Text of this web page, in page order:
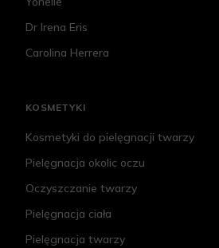
Dr Irena Eris
Carolina Herrera
KOSMETYKI
Kosmetyki do pielęgnacji twarzy
Pielęgnacja okolic oczu
Oczyszczanie twarzy
Pielęgnacja ciała
Pielęgnacja twarzy